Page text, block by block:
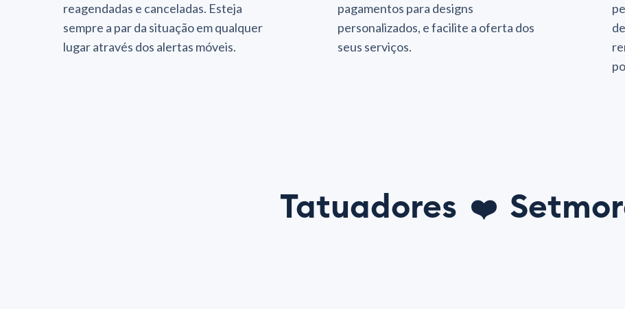
reagendadas e canceladas. Esteja
sempre a par da situação em qualquer
lugar através dos alertas móveis.
pagamentos para designs
personalizados, e facilite a oferta dos
seus serviços.
Tatuadores ❤️